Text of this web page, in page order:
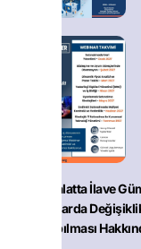
İthalatta İlave
Kararda
Yapılması